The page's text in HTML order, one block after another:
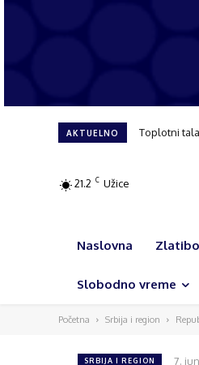
AKTUELNO Toplotni
21.2 C Užice
Naslovna
Slobodno vreme
Početna Srbija i region
SRBIJA I REGION 7.